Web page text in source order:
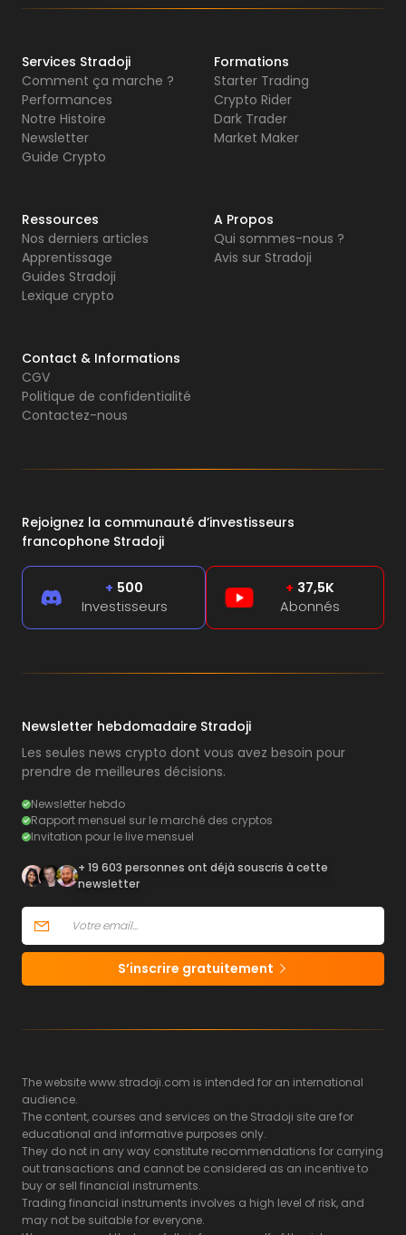
Services Stradoji
Comment ça marche ?
Performances
Notre Histoire
Newsletter
Guide Crypto
Formations
Starter Trading
Crypto Rider
Dark Trader
Market Maker
Ressources
Nos derniers articles
Apprentissage
Guides Stradoji
Lexique crypto
A Propos
Qui sommes-nous ?
Avis sur Stradoji
Contact & Informations
CGV
Politique de confidentialité
Contactez-nous
Rejoignez la communauté d’investisseurs
francophone Stradoji
+ 500
Investisseurs
+ 37,5K
Abonnés
Newsletter hebdomadaire Stradoji
Les seules news crypto dont vous avez besoin pour
prendre de meilleures décisions.
Newsletter hebdo
Rapport mensuel sur le marché des cryptos
Invitation pour le live mensuel
+ 19 603 personnes ont déjà souscris à cette
newsletter
S’inscrire gratuitement
The website www.stradoji.com is intended for an international
audience.
The content, courses and services on the Stradoji site are for
educational and informative purposes only.
They do not in any way constitute recommendations for carrying
out transactions and cannot be considered as an incentive to
buy or sell financial instruments.
Trading financial instruments involves a high level of risk, and
may not be suitable for everyone.